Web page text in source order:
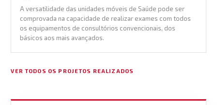
A versatilidade das unidades móveis de Saúde pode ser
comprovada na capacidade de realizar exames com todos
os equipamentos de consultórios convencionais, dos
básicos aos mais avançados.
VER TODOS OS PROJETOS REALIZADOS